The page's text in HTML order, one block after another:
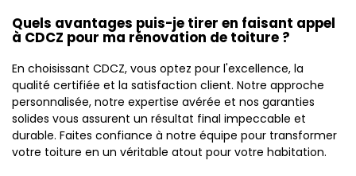
Quels avantages puis-je tirer en faisant appel
à CDCZ pour ma rénovation de toiture ?
En choisissant CDCZ, vous optez pour l'excellence, la
qualité certifiée et la satisfaction client. Notre approche
personnalisée, notre expertise avérée et nos garanties
solides vous assurent un résultat final impeccable et
durable. Faites confiance à notre équipe pour transformer
votre toiture en un véritable atout pour votre habitation.